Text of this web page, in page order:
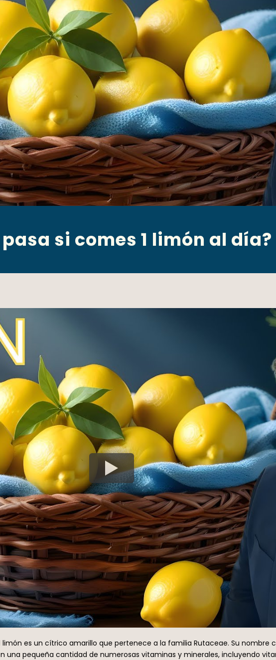
pasa si comes 1 limón al día?
limón es un cítrico amarillo que pertenece a la familia Rutaceae. Su nombre
una pequeña cantidad de numerosas vitaminas y minerales, incluyendo